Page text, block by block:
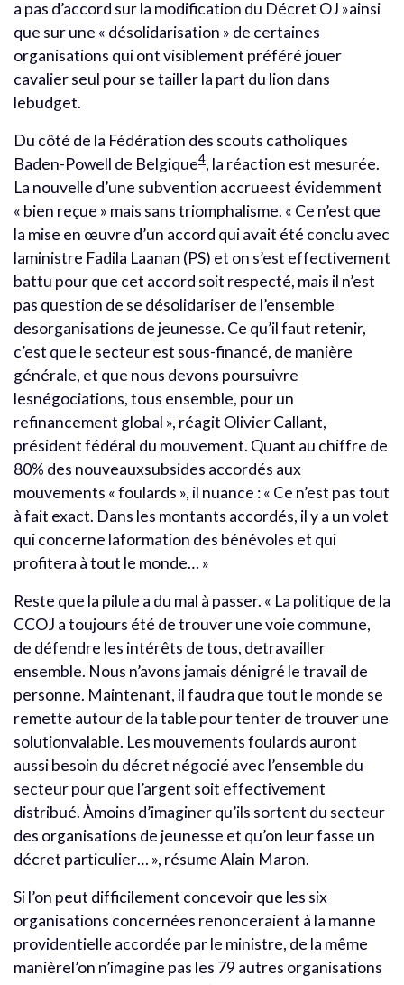
a pas d’accord sur la modification du Décret OJ »ainsi
que sur une « désolidarisation » de certaines
organisations qui ont visiblement préféré jouer
cavalier seul pour se tailler la part du lion dans
lebudget.
Du côté de la Fédération des scouts catholiques
Baden-Powell de Belgique4, la réaction est mesurée.
La nouvelle d’une subvention accrueest évidemment
« bien reçue » mais sans triomphalisme. « Ce n’est que
la mise en œuvre d’un accord qui avait été conclu avec
laministre Fadila Laanan (PS) et on s’est effectivement
battu pour que cet accord soit respecté, mais il n’est
pas question de se désolidariser de l’ensemble
desorganisations de jeunesse. Ce qu’il faut retenir,
c’est que le secteur est sous-financé, de manière
générale, et que nous devons poursuivre
lesnégociations, tous ensemble, pour un
refinancement global », réagit Olivier Callant,
président fédéral du mouvement. Quant au chiffre de
80% des nouveauxsubsides accordés aux
mouvements « foulards », il nuance : « Ce n’est pas tout
à fait exact. Dans les montants accordés, il y a un volet
qui concerne laformation des bénévoles et qui
profitera à tout le monde… »
Reste que la pilule a du mal à passer. « La politique de la
CCOJ a toujours été de trouver une voie commune,
de défendre les intérêts de tous, detravailler
ensemble. Nous n’avons jamais dénigré le travail de
personne. Maintenant, il faudra que tout le monde se
remette autour de la table pour tenter de trouver une
solutionvalable. Les mouvements foulards auront
aussi besoin du décret négocié avec l’ensemble du
secteur pour que l’argent soit effectivement
distribué. Àmoins d’imaginer qu’ils sortent du secteur
des organisations de jeunesse et qu’on leur fasse un
décret particulier… », résume Alain Maron.
Si l’on peut difficilement concevoir que les six
organisations concernées renonceraient à la manne
providentielle accordée par le ministre, de la même
manièrel’on n’imagine pas les 79 autres organisations